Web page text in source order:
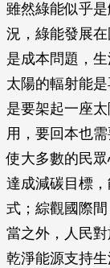
雖然綠能似乎
況，綠能發展
是成本問題，
太陽的輻射能
是要架起一座
用，要回本也
使大多數的民
達成減碳目標
式；綜觀國際
當之外，人民
乾淨能源支持